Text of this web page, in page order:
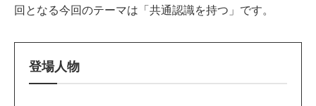
回となる今回のテーマは「共通認識を持つ」です。
登場人物